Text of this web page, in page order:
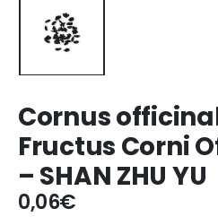
Cornus
Fructus Corni
– SHAN ZHU YU
0,06€